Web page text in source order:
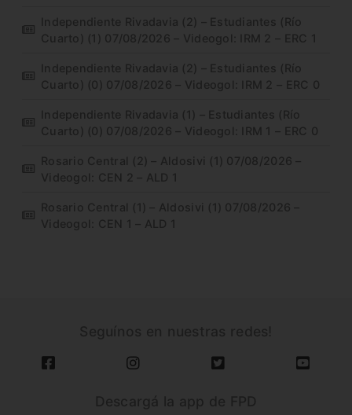
Independiente Rivadavia (2) – Estudiantes (Río
Cuarto) (1) 07/08/2026 – Videogol: IRM 2 – ERC 1
Independiente Rivadavia (2) – Estudiantes (Río
Cuarto) (0) 07/08/2026 – Videogol: IRM 2 – ERC 0
Independiente Rivadavia (1) – Estudiantes (Río
Cuarto) (0) 07/08/2026 – Videogol: IRM 1 – ERC 0
Rosario Central (2) – Aldosivi (1) 07/08/2026 –
Videogol: CEN 2 – ALD 1
Rosario Central (1) – Aldosivi (1) 07/08/2026 –
Videogol: CEN 1 – ALD 1